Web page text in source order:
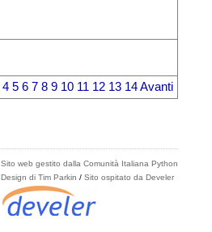
4 5 6 7 8 9 10 11 12 13 14 Avanti
Sito web gestito dalla Comunità Italiana Python
Design di Tim Parkin /Sito ospitato da Develer